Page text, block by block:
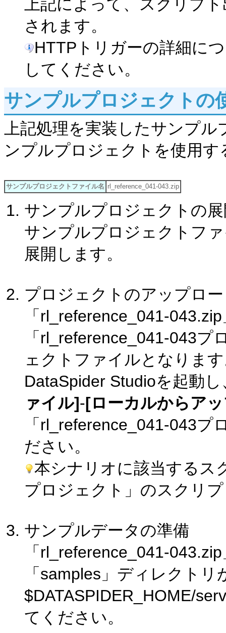
上記によって、スクリプ
されます。
HTTPトリガーの詳細に
してください。
サンプルプロジェクトの
上記処理を実装したサンプ
ンプルプロジェクトを使用
サンプルプロジェクトファイル名 rl_reference_041-043.zip
サンプルプロジェクトの
サンプルプロジェクトフ
展開します。
プロジェクトのアップロ
「rl_reference_041-
「rl_reference_041-043
ェクトファイルとなりま
DataSpider Studioを起動
ァイル]-[ローカルからア
「rl_reference_041-043
ださい。
本シナリオに該当するス
プロジェクト」のスクリ
サンプルデータの準備
「rl_reference_041-
「samples」ディレクト
$DATASPIDER_HOME/
てください。